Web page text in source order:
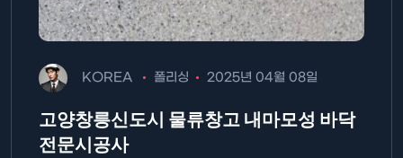
KOREA 폴리싱 2025년 04월 08일
고양창릉신도시 물류창고 내마모성 바닥
전문시공사